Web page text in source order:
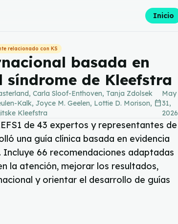
Inicio
relacionado con KS
basada en
de Kleefstra
Carla Sloof-Enthoven, Tanja Zdolsek
Kalk, Joyce M. Geelen, Lottie D. Morison,
Kleefstra
calendar_today
May
31,
2026
de 43 expertos y representantes de
una guía clínica basada en evidencia
66 recomendaciones adaptadas
la atención, mejorar los resultados,
y orientar el desarrollo de guías